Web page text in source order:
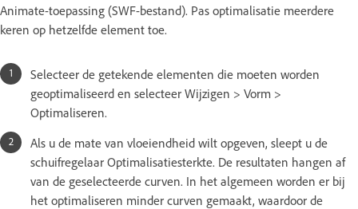
Animate-toepassing (SWF-bestand). Pas optimalisatie meerdere
keren op hetzelfde element toe.
Selecteer de getekende elementen die moeten worden
geoptimaliseerd en selecteer Wijzigen > Vorm >
Optimaliseren.
Als u de mate van vloeiendheid wilt opgeven, sleept u de
schuifregelaar Optimalisatiesterkte. De resultaten hangen af
van de geselecteerde curven. In het algemeen worden er bij
het optimaliseren minder curven gemaakt, waardoor de